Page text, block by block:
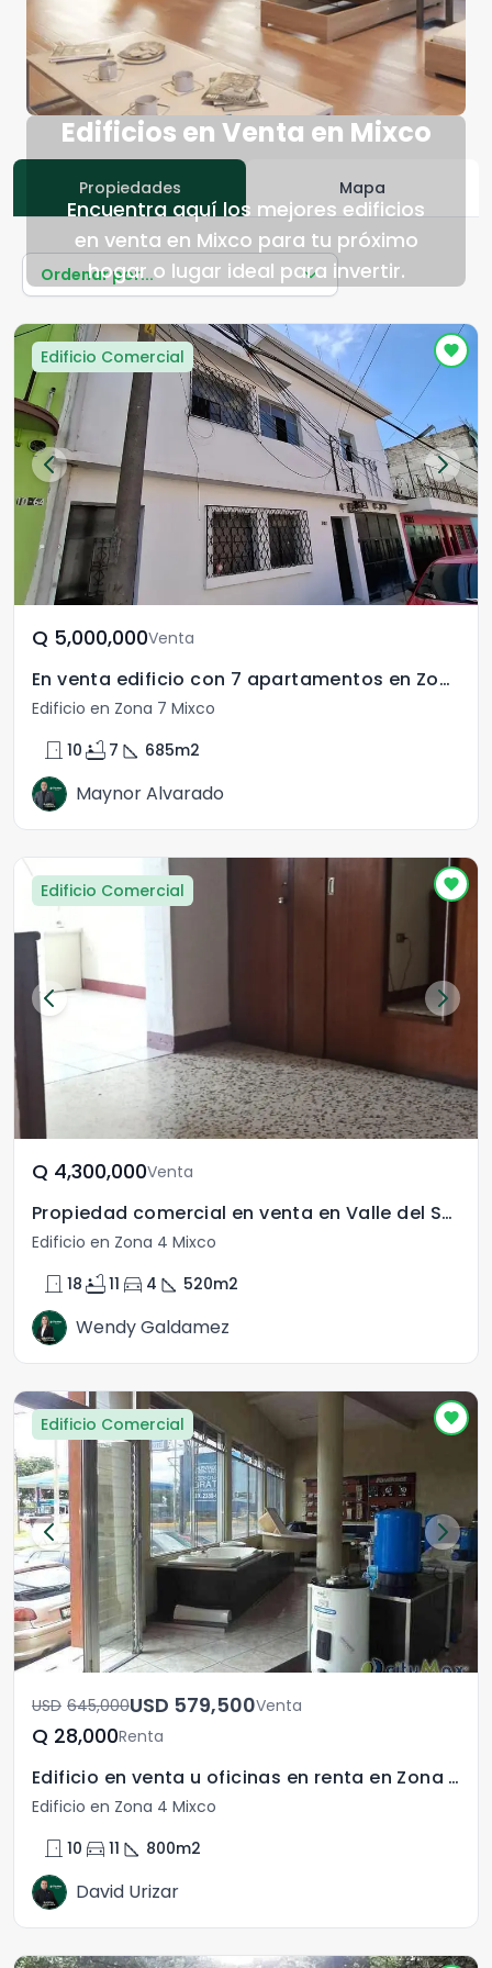
Edificios en Venta en Mixco
Encuentra aquí los mejores edificios
en venta en Mixco para tu próximo
hogar o lugar ideal para invertir.
Propiedades Mapa
Ordenar por...
Edificio Comercial
Q	5,000,000Venta
En venta edificio con 7 apartamentos en Zona 7
Edificio en Zona 7 Mixco
door_front 10 bathtub 7 square_foot 685m2
Maynor Alvarado
Edificio Comercial
Q	4,300,000Venta
Propiedad comercial en venta en Valle del Sol, Mixco
Edificio en Zona 4 Mixco
door_front 18 bathtub11 directions_car 4 square_foot 520m2
Wendy Galdamez
Edificio Comercial
USD	645,000 USD	579,500Venta
Q	28,000Renta
Edificio en venta u oficinas en renta en Zona 4 de Mixc
Edificio en Zona 4 Mixco
door_front 10 directions_car 11 square_foot 800m2
David Urizar